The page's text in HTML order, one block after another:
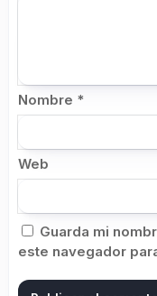
Nombre *
Web
Guarda mi
este navegador